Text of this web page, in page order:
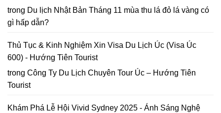
Hoa
Lạt
trong Du lịch Nhật Bản Tháng 11 mùa thu lá đỏ lá vàng có
gì hấp dẫn?
Thủ Tục & Kinh Nghiệm Xin Visa Du Lịch Úc (Visa Úc
600) - Hướng Tiên Tourist
trong Công Ty Du Lịch Chuyên Tour Úc – Hướng Tiên
Tourist
Khám Phá Lễ Hội Vivid Sydney 2025 - Ánh Sáng Nghệ